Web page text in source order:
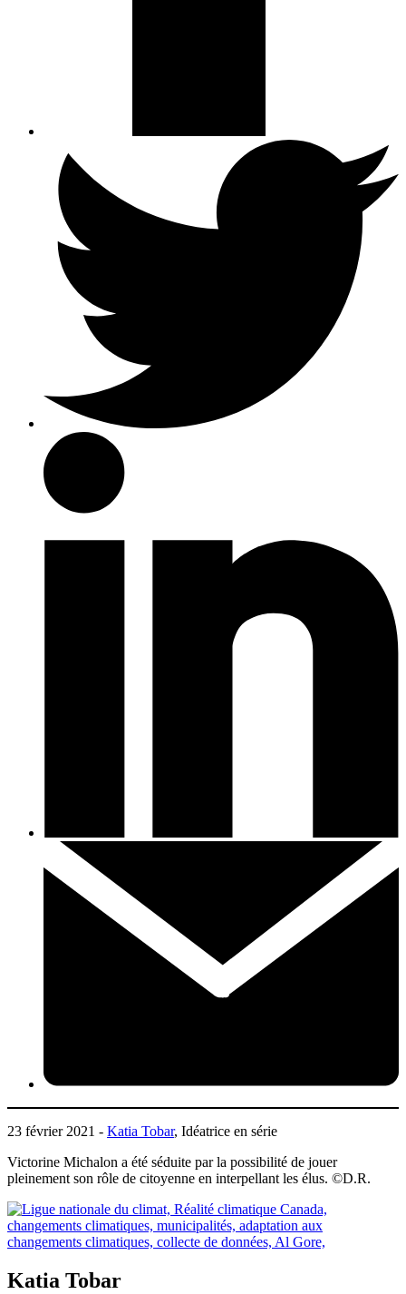
23 février 2021 - Katia Tobar, Idéatrice en série
Victorine Michalon a été séduite par la possibilité de jouer
pleinement son rôle de citoyenne en interpellant les élus. ©D.R.
Katia Tobar